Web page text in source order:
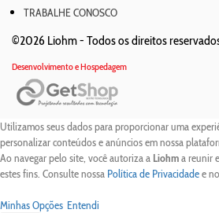
TRABALHE CONOSCO
©2026 Liohm - Todos os direitos
Desenvolvimento e Hospedagem
Utilizamos seus dados para proporcionar uma
personalizar conteúdos e anúncios em nossa
Ao navegar pelo site, você autoriza a Liohma reunir
estes fins. Consulte nossa Política de Privacidadee
Minhas Opções Entendi